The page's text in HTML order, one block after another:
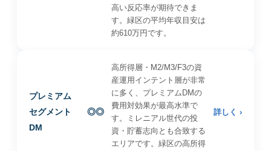
高い反応率が期待できま
す。緑区の平均年収目安は
約610万円です。
プレミアム
セグメント
DM
◎◎
高所得層・M2/M3/F3の資
産運用インテント層が非常
に多く、プレミアムDMの
費用対効果が最高水準で
す。ミレニアル世代の投
資・貯蓄志向とも合致する
エリアです。緑区の高所得
詳しく ›